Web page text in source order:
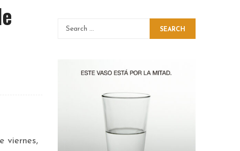
viernes,
SEARCH